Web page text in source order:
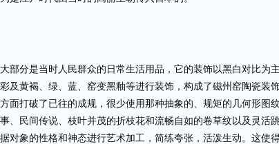
部分是当时人民群众的日常生活用品，它的装饰以黑白对比为主
及黄褐、绿、蓝、窑变黑釉等进行装饰，构成了磁州窑陶瓷装
面打破了已往的成规，很少使用那种抽象的、规矩的几何形图
、民间传说、枝叶并茂的折枝花和流畅自如的卷草纹以及灵活
对象的性格和神态进行艺术加工，简练夸张，活泼生动。这使